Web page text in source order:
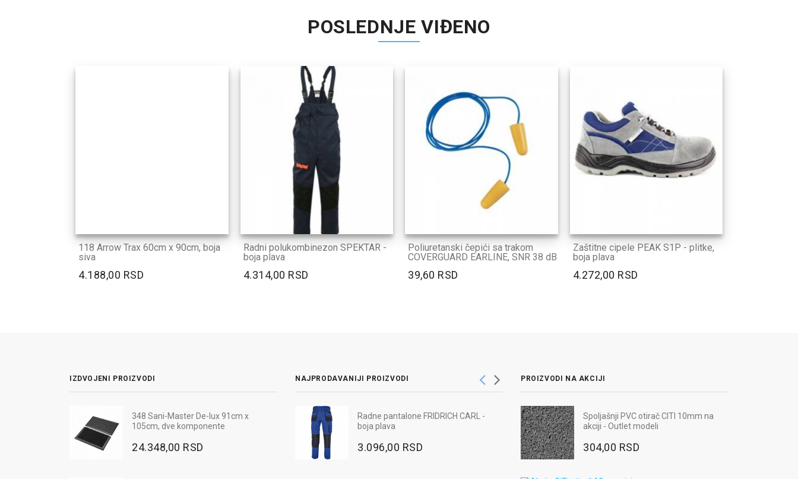
POSLEDNJE VIĐENO
118 Arrow Trax 60cm x 90cm, boja
siva
4.188,00 RSD
Radni polukombinezon SPEKTAR -
boja plava
4.314,00 RSD
Poliuretanski čepići sa trakom
COVERGUARD EARLINE, SNR 38 dB
39,60 RSD
Zaštitne cipele PEAK S1P - plitke,
boja plava
4.272,00 RSD
IZDVOJENI PROIZVODI
348 Sani-Master De-lux 91cm x
105cm, dve komponente
24.348,00 RSD
NAJPRODAVANIJI PROIZVODI
Radna bluza MAX NEO - boja plava
3.060,00 RSD
Radne pantalone FRIDRICH CARL -
boja plava
3.096,00 RSD
Radna bluza MAX NEO - boja plava
3.060,00 RSD
PROIZVODI NA AKCIJI
Spoljašnji PVC otirač CITI 10mm na
akciji - Outlet modeli
304,00 RSD